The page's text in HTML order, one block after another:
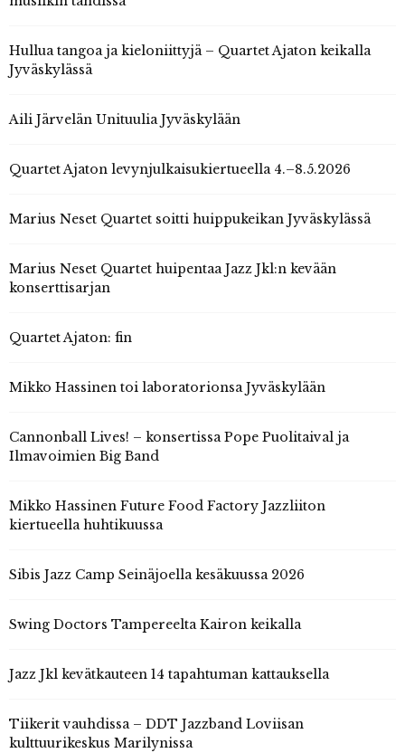
Hullua tangoa ja kieloniittyjä – Quartet Ajaton keikalla
Jyväskylässä
Aili Järvelän Unituulia Jyväskylään
Quartet Ajaton levynjulkaisukiertueella 4.–8.5.2026
Marius Neset Quartet soitti huippukeikan Jyväskylässä
Marius Neset Quartet huipentaa Jazz Jkl:n kevään
konserttisarjan
Quartet Ajaton: fin
Mikko Hassinen toi laboratorionsa Jyväskylään
Cannonball Lives! – konsertissa Pope Puolitaival ja
Ilmavoimien Big Band
Mikko Hassinen Future Food Factory Jazzliiton
kiertueella huhtikuussa
Sibis Jazz Camp Seinäjoella kesäkuussa 2026
Swing Doctors Tampereelta Kairon keikalla
Jazz Jkl kevätkauteen 14 tapahtuman kattauksella
Tiikerit vauhdissa – DDT Jazzband Loviisan
kulttuurikeskus Marilynissa